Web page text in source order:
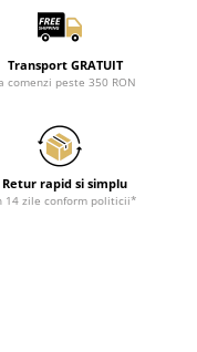
Transport GRATUIT
comenzi peste 350 RON
Retur rapid si simplu
14 zile conform politicii*